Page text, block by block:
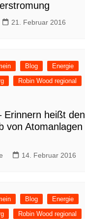
21. Februar 2016
Blog
Energie
Robin Wood regional
Erinnern heißt den
von Atomanlagen
14. Februar 2016
Blog
Energie
Robin Wood regional